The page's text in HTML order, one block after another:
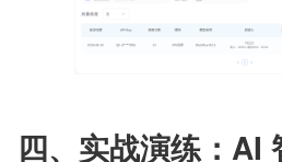
四、实战演练：AI